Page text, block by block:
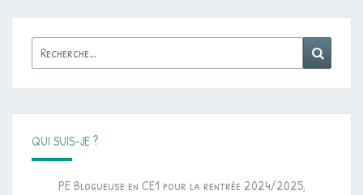
Rechercher :
QUI SUIS-JE ?
PE Blogueuse en CE1 pour la rentrée 2024/2025,